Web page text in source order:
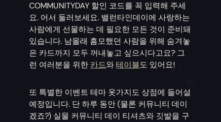
COMMUNITYDAY 할인 코드를 꼭 입력해 주세
요. 어서 둘러보세요. 밸런타인데이에 사랑하는
사람에게 선물하는 데 필요한 모든 것이 준비돼
있습니다. 남몰래 흠모했던 사람을 위해 숨겨놓
은 카드까지 모두 꺼내놓고 싶으시다고요? 그
런 여러분을 위한 카드와테이블도 있어요!
또 특별한 이벤트 테마 옷가지도 상점에 들어설
예정입니다. 단 하루 동안 (물론 커뮤니티 데이
겠죠?) 실물 커뮤니티 데이 티셔츠와 깃발을 구